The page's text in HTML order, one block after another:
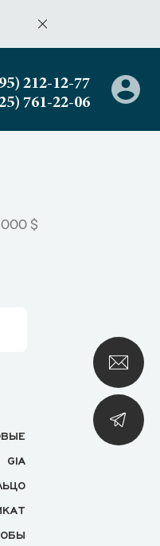
212-12-77
761-22-06
$
GIA